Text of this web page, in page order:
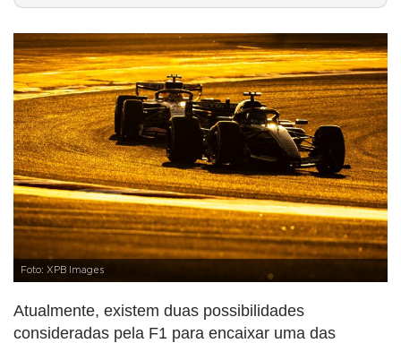
Foto: XPB Images
Atualmente, existem duas possibilidades
consideradas pela F1 para encaixar uma das